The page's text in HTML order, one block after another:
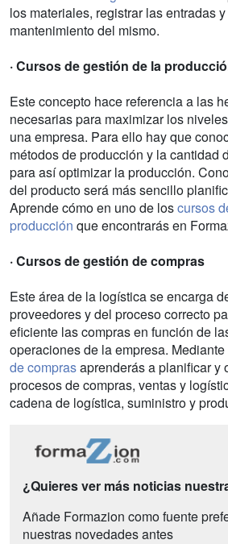
los materiales, registrar las entradas
mantenimiento del mismo.
· Cursos de gestión de la
Este concepto hace referencia a las
necesarias para maximizar los
una empresa. Para ello hay que
métodos de producción y la cantidad
para así optimizar la producción.
del producto será más sencillo
Aprende cómo en uno de loscursos
producción que encontrarás en
· Cursos de gestión de compras
Este área de la logística se encarga
proveedores y del proceso correcto
eficiente las compras en función de
operaciones de la empresa. Mediante
de comprasaprenderás a planificar y
procesos de compras, ventas y
cadena de logística, suministro y
¿Quieres ver más noticias
Añade Formazion como fuente
nuestras novedades antes